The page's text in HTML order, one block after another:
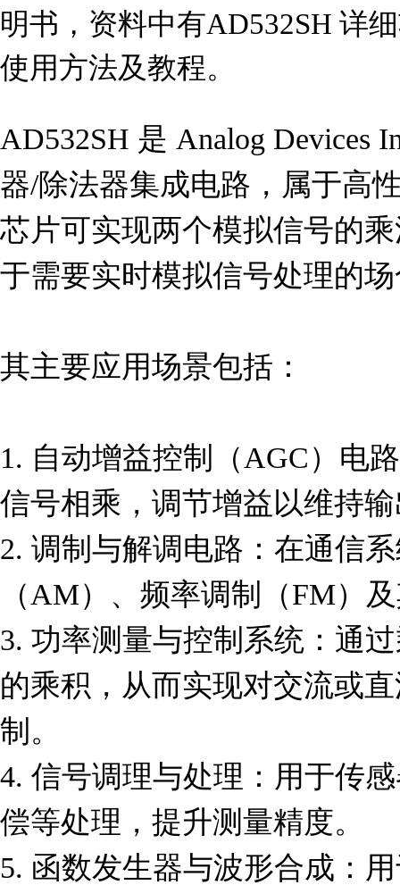
明书，资料中有AD532SH 详
使用方法及教程。
AD532SH 是 Analog Devices
器/除法器集成电路，属于高
芯片可实现两个模拟信号的
于需要实时模拟信号处理的
其主要应用场景包括：
1. 自动增益控制（AGC）电
信号相乘，调节增益以维持
2. 调制与解调电路：在通信
（AM）、频率调制（FM）
3. 功率测量与控制系统：通
的乘积，从而实现对交流或
制。
4. 信号调理与处理：用于传
偿等处理，提升测量精度。
5. 函数发生器与波形合成：